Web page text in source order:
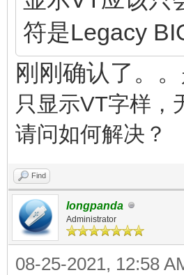
符是Legacy
刚刚确认了。
只显示VT字样，
请问如何解决？
Find
longpanda
Administrator
08-25-2021, 12:58